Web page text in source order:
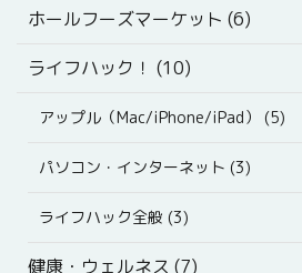
ホールフーズマーケット (6)
ライフハック！ (10)
アップル（Mac/iPhone/iPad） (5)
パソコン・インターネット (3)
ライフハック全般 (3)
健康・ウェルネス (7)